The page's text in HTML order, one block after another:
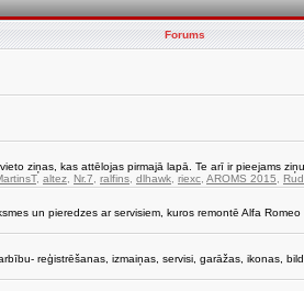
Forums
ziņas, kas attēlojas pirmajā lapā. Te arī ir pieejams
, altez Nr.7 ralfins dlhawk riexc AROMS 2015
un pieredzes ar servisiem, kuros remontē Alfa Romeo
reģistrēšanas, izmaiņas, servisi, garāžas, ikonas,